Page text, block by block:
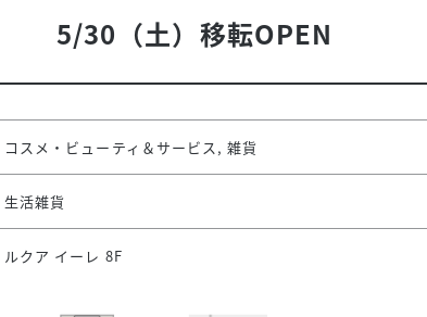
5/30（土）移転OPEN
コスメ・ビューティ＆サービス, 雑貨
生活雑貨
ルクア イーレ 8F